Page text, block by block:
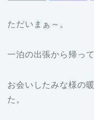
ただいまぁ～。
一泊の出張から帰っ
お会いしたみな様の
た。